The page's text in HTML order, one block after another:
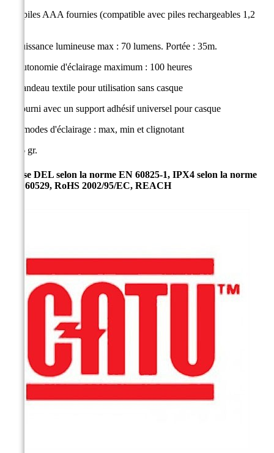
3 piles AAA fournies (compatible avec piles rechargeables 1,2
Puissance lumineuse max : 70 lumens. Portée : 35m.
3- Autonomie d'éclairage maximum : 100 heures
4- Bandeau textile pour utilisation sans casque
5- Fourni avec un support adhésif universel pour casque
6- 3 modes d'éclairage : max, min et clignotant
7- 86 gr.
Classe DEL selon la norme EN 60825-1, IPX4 selon la norme
IEC 60529, RoHS 2002/95/EC, REACH